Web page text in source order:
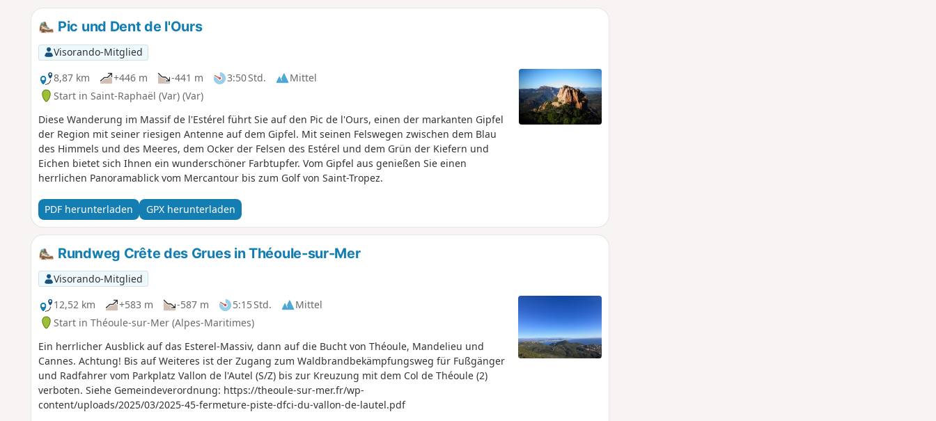
Pic und Dent de l'Ours
Visorando-Mitglied
8,87 km
+446 m -441 m 3:50 Std.
Mittel
Start in Saint-Raphaël (Var) (Var)
Diese Wanderung im Massif de l'Estérel führt Sie auf den Pic de l'Ours, einen der markanten Gipfel
der Region mit seiner riesigen Antenne auf dem Gipfel. Mit seinen Felswegen zwischen dem Blau
des Himmels und des Meeres, dem Ocker der Felsen des Estérel und dem Grün der Kiefern und
Eichen bietet sich Ihnen ein wunderschöner Farbtupfer. Vom Gipfel aus genießen Sie einen
herrlichen Panoramablick vom Mercantour bis zum Golf von Saint-Tropez.
PDF herunterladen GPX herunterladen
Rundweg Crête des Grues in Théoule-sur-Mer
Visorando-Mitglied
12,52 km
+583 m -587 m 5:15 Std.
Mittel
Start in Théoule-sur-Mer (Alpes-Maritimes)
Ein herrlicher Ausblick auf das Esterel-Massiv, dann auf die Bucht von Théoule, Mandelieu und
Cannes. Achtung! Bis auf Weiteres ist der Zugang zum Waldbrandbekämpfungsweg für Fußgänger
und Radfahrer vom Parkplatz Vallon de l'Autel (S/Z) bis zur Kreuzung mit dem Col de Théoule (2)
verboten. Siehe Gemeindeverordnung: https://theoule-sur-mer.fr/wp-
content/uploads/2025/03/2025-45-fermeture-piste-dfci-du-vallon-de-lautel.pdf